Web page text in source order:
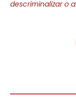
descriminalizar o